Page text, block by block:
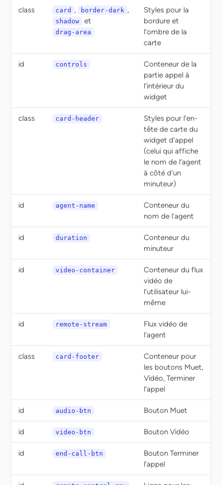
class card , border-dark ,
shadow et
drag-area
Styles pour la
bordure et
l’ombre de la
carte
id controls
Conteneur de la
partie appel à
l’intérieur du
widget
class card-header
Styles pour l’en-
tête de carte du
widget d’appel
(celui qui affiche
le nom de l’agent
à côté d’un
minuteur)
id agent-name
Conteneur du
nom de l’agent
id duration
Conteneur du
minuteur
id video-container
Conteneur du flux
vidéo de
l’utilisateur lui-
même
id remote-stream
Flux vidéo de
l’agent
class card-footer
Conteneur pour
les boutons Muet,
Vidéo, Terminer
l’appel
id audio-btn Bouton Muet
id video-btn Bouton Vidéo
id end-call-btn
Bouton Terminer
l’appel